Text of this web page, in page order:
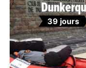
39 jours